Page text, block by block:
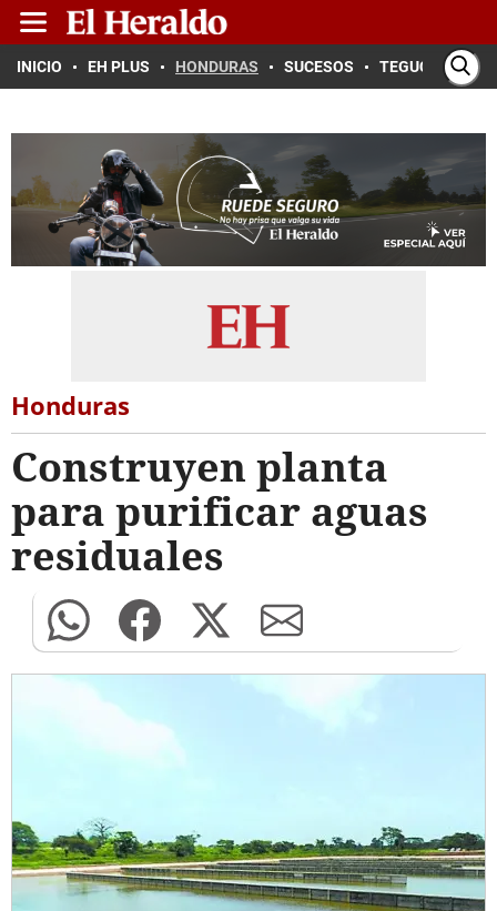
INICIO EH PLUS HONDURAS SUCESOS TEGUCIGALPA
Honduras
Construyen planta
para purificar aguas
residuales